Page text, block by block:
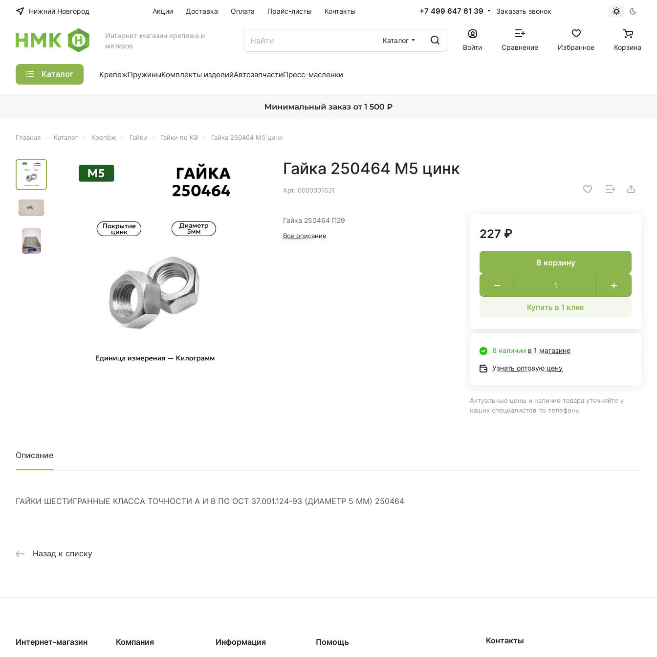
Нижний Новгород Акции Доставка Оплата Прайс-листы Контакты +7 499 647 61 39 Заказать звонок
Интернет-магазин крепежа и
метизов
Каталог
Войти
Сравнение Избранное Корзина
Каталог КрепежПружиныКомплекты изделийАвтозапчастиПресс-масленки
Главная Каталог Крепёж Гайки Гайки по КЭ Гайка 250464 М5 цинк
Гайка 250464 М5 цинк
Арт. 0000001631
Гайка 250464 П29
Все описание 227 ₽
В корзину
Купить в 1 клик
В наличии в 1 магазине
Узнать оптовую цену
Актуальные цены и наличие товара уточняйте у
наших специалистов по телефону.
Описание
ГАЙКИ ШЕСТИГРАННЫЕ КЛАССА ТОЧНОСТИ А И В ПО ОСТ 37.001.124-93 (ДИАМЕТР 5 ММ) 250464
Назад к списку
Интернет-магазин Компания Информация Помощь Контакты